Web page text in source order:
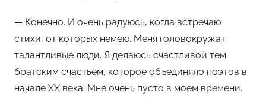
— Конечно. И очень радуюсь, когда встречаю
стихи, от которых немею. Меня головокружат
талантливые люди. Я делаюсь счастливой тем
братским счастьем, которое объединяло поэтов в
начале XX века. Мне очень пусто в моем времени.